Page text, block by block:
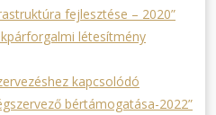
fejlesztése – 2020”
létesítmény
kapcsolódó
bértámogatása-2022”